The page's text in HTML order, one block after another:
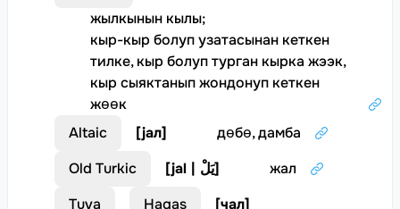
жылкынын кылы;
кыр-кыр болуп узатасынан кеткен
тилке, кыр болуп турган кырка жээк,
кыр сыяктанып жондонуп кеткен
жөөк
Altaic
[jал]
дөбө, дамба
Old Turkic
[ jal | يَلْ]
жал
Tuva
Haqas [чал]